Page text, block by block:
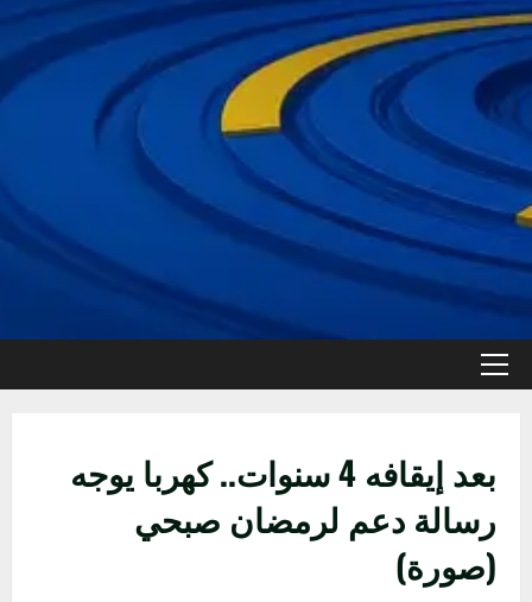
القائمة
بعد إيقافه 4 سنوات.. كهربا يوجه
رسالة دعم لرمضان صبحي
(صورة)